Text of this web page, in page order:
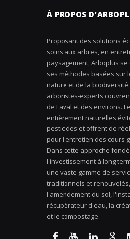
À PROPOS
Proposant des solutions
soins aux arbres, en
paysagement, Arboplus
ses méthodes basées sur
nature et de la biodiversité.
arboristes-experts
de Laval et des environs.
entièrement naturelles
pesticides et offrent de
pour l'entretien des cours
Dans cette approche
l'investissement à long
une vaste gamme de
traditionnels et
l'amendement du sol,
récupérateur d'eau, la
et le compostage.